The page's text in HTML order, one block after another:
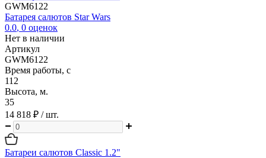
GWM6122
Батарея салютов Star Wars
0.0, 0 оценок
Нет в наличии
Артикул
GWM6122
Время работы, с
112
Высота, м.
35
14 818 ₽ / шт.
Батареи салютов Classic 1.2"